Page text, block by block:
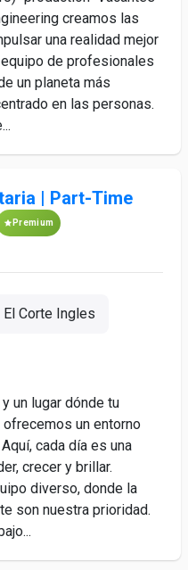
creamos las
una realidad mejor
de profesionales
un planeta más
en las personas.
| Part-Time
Premium
El Corte Ingles
un lugar dónde tu
un entorno
cada día es una
crecer y brillar.
diverso, donde la
son nuestra prioridad.